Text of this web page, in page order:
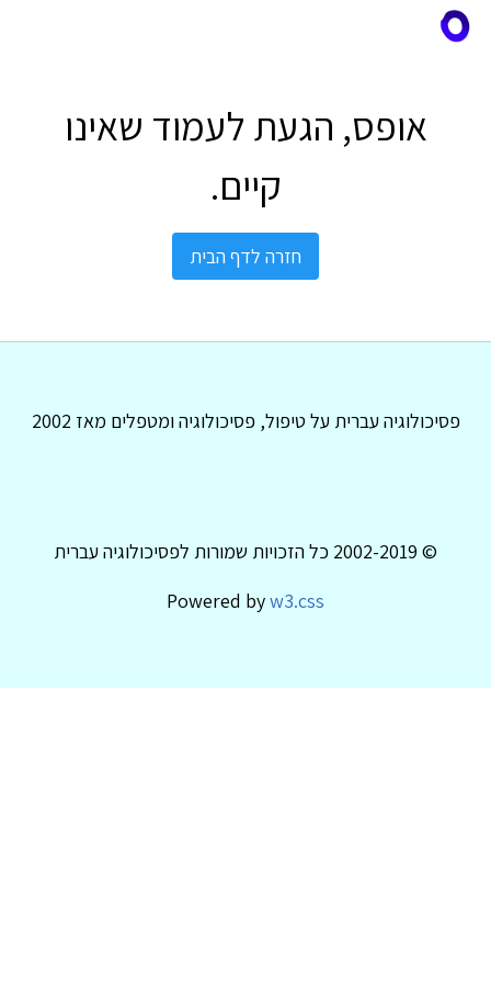
אופס, הגעת לעמוד שאינו
קיים.
חזרה לדף הבית
פסיכולוגיה עברית על טיפול, פסיכולוגיה ומטפלים מאז 2002
© 2002-2019 כל הזכויות שמורות לפסיכולוגיה עברית
Powered byw3.css